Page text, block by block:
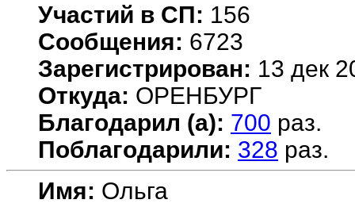
Участий в СП: 156
Сообщения: 6723
Зарегистрирован: 13 дек
Откуда: ОРЕНБУРГ
Благодарил (а): 700 раз.
Поблагодарили: 328 раз.
Имя: Ольга